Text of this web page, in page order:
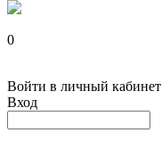
0
Войти в личный кабинет
Вход